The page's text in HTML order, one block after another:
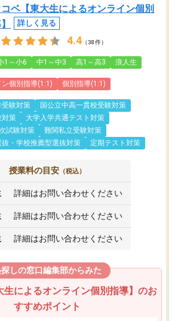
コベ【東大生によるオンライン個別
詳しく見る
4.4 （38件）
1～小6 中1～中3 高1～高3 浪人生
ン個別指導(1:1) 個別指導(1:1)
受験対策
国公立中高一貫校受験対策
対策
大学入学共通テスト対策
試験対策
難関私立受験対策
抜・学校推薦型選抜対策
定期テスト対策
授業料の目安 （税込）
詳細はお問い合わせください
詳細はお問い合わせください
詳細はお問い合わせください
しの窓口編集部からみた
生によるオンライン個別指導】のお
すすめポイント